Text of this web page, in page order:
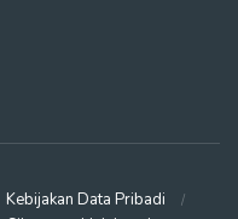
Kebijakan Data Pribadi